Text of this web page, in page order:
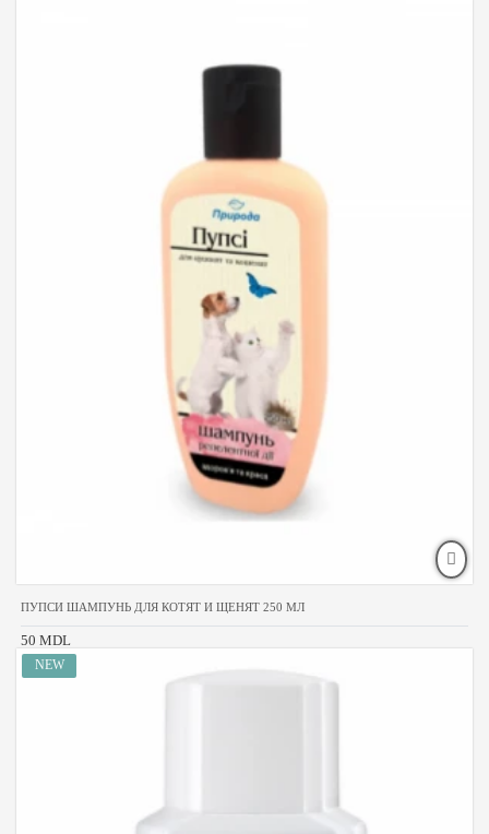
ПУПСИ ШАМПУНЬ ДЛЯ КОТЯТ И ЩЕНЯТ 250 МЛ
50 MDL